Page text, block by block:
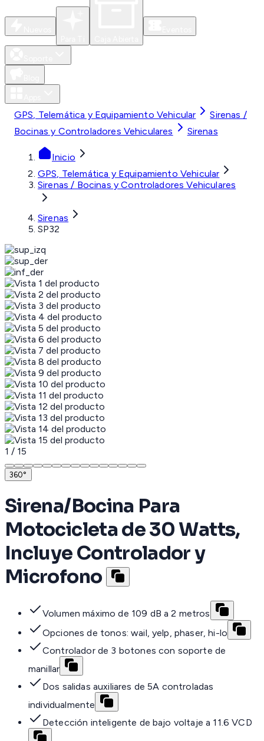
GPS, Telemática y Equipamiento Vehicular
Sirenas /
Bocinas y Controladores Vehiculares
Sirenas
Inicio
GPS, Telemática y Equipamiento Vehicular
Sirenas / Bocinas y Controladores Vehiculares
Sirenas
SP32
1 / 15
360°
Sirena/Bocina Para
Motocicleta de 30 Watts,
Incluye Controlador y
Microfono
Volumen máximo de 109 dB a 2 metros
Opciones de tonos: wail, yelp, phaser, hi-lo
Controlador de 3 botones con soporte de
manillar
Dos salidas auxiliares de 5A controladas
individualmente
Detección inteligente de bajo voltaje a 11.6 VCD